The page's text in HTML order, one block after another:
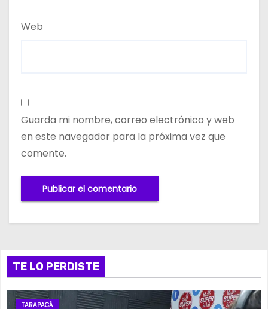
Web
Guarda mi nombre, correo electrónico y web
en este navegador para la próxima vez que
comente.
TE LO PERDISTE
TARAPACÁ